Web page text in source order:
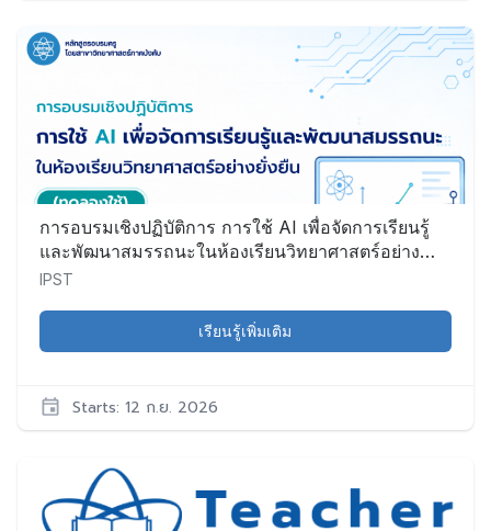
เริ่ม:
28
ส.ค.
2026
การอบรมเชิงปฏิบัติการ การใช้ AI เพื่อจัดการเรียนรู้
และพัฒนาสมรรถนะในห้องเรียนวิทยาศาสตร์อย่าง
ยั่งยืน (ทดลองใช้)
IPST
เรียนรู้เพิ่มเติม
Starts: 12 ก.ย. 2026
Sci029